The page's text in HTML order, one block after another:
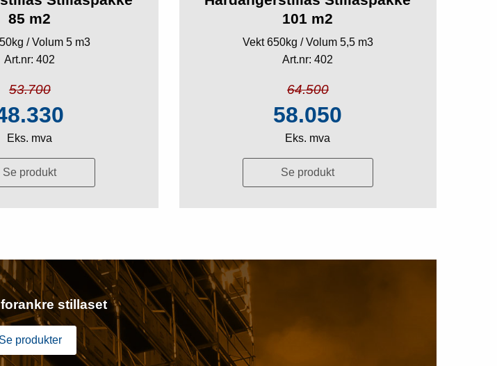
85 m2
/ Volum 5 m3
Art.nr: 402
53.700
Eks. mva
Se produkt
101 m2
Vekt 650kg / Volum 5,5 m3
Art.nr: 402
64.500
58.050
Eks. mva
Se produkt
stillaset
Se produkter